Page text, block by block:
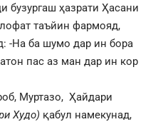
бузургаш ҳазрати Ҳасани
таъйин фармояд,
-На ба шумо дар ин бора
пас аз ман дар ин кор
Муртазо, Ҳайдари
Худо) қабул намекунад,